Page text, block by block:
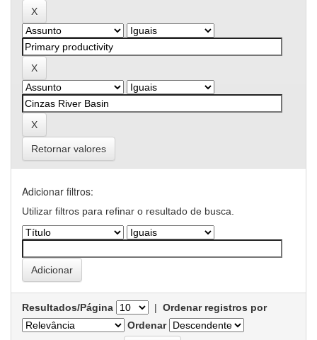
Retornar valores
Adicionar filtros:
Utilizar filtros para refinar o resultado de busca.
Resultados/Página | Ordenar registros por
Ordenar